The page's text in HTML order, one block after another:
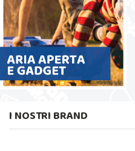
I NOSTRI BRAND